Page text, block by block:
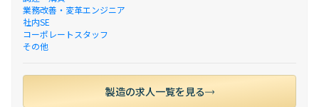
業務改善・変革エンジニア
社内SE
コーポレートスタッフ
その他
製造の求人一覧を見る